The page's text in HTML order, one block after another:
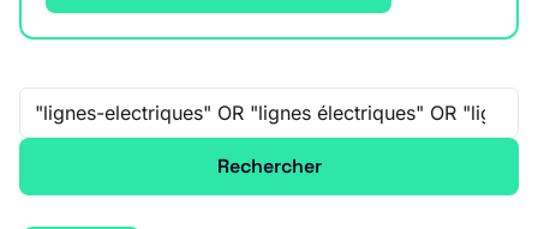
Recherche libre
Rechercher